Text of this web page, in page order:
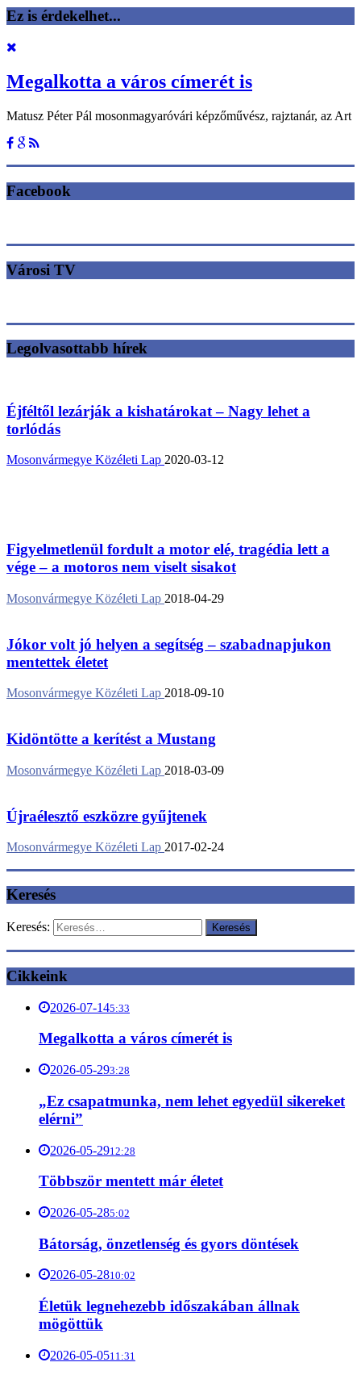
Ez is érdekelhet...
Megalkotta a város címerét is
Matusz Péter Pál mosonmagyaróvári képzőművész, rajztanár, az Art
Facebook
Városi TV
Legolvasottabb hírek
Éjféltől lezárják a kishatárokat – Nagy lehet a
torlódás
Mosonvármegye Közéleti Lap 2020-03-12
Figyelmetlenül fordult a motor elé, tragédia lett a
vége – a motoros nem viselt sisakot
Mosonvármegye Közéleti Lap 2018-04-29
Jókor volt jó helyen a segítség – szabadnapjukon
mentettek életet
Mosonvármegye Közéleti Lap 2018-09-10
Kidöntötte a kerítést a Mustang
Mosonvármegye Közéleti Lap 2018-03-09
Újraélesztő eszközre gyűjtenek
Mosonvármegye Közéleti Lap 2017-02-24
Keresés
Keresés:
Cikkeink
2026-07-145:33
Megalkotta a város címerét is
2026-05-293:28
„Ez csapatmunka, nem lehet egyedül sikereket
elérni”
2026-05-2912:28
Többször mentett már életet
2026-05-285:02
Bátorság, önzetlenség és gyors döntések
2026-05-2810:02
Életük legnehezebb időszakában állnak
mögöttük
2026-05-0511:31